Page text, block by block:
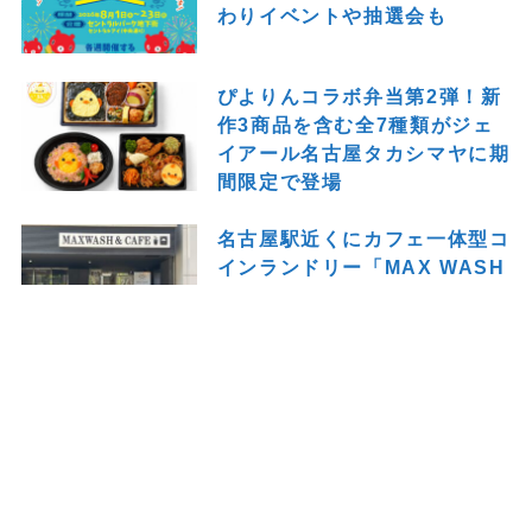
わりイベントや抽選会も
ぴよりんコラボ弁当第2弾！新
作3商品を含む全7種類がジェ
イアール名古屋タカシマヤに期
間限定で登場
名古屋駅近くにカフェ一体型コ
インランドリー「MAX WASH